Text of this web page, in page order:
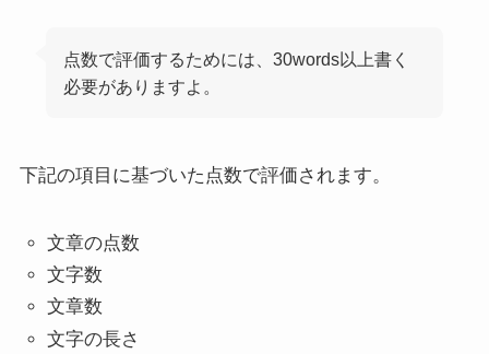
点数で評価するためには、30words以上書く
必要がありますよ。
下記の項目に基づいた点数で評価されます。
文章の点数
文字数
文章数
文字の長さ